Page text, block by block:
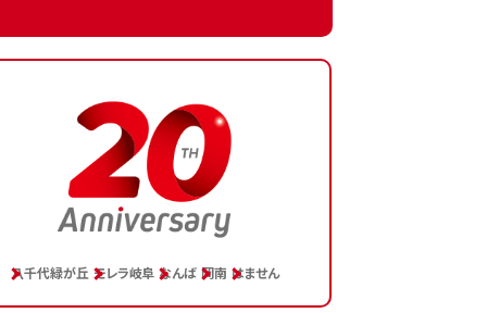
映！
八千代緑が丘 モレラ岐阜 なんば 岡南 はません